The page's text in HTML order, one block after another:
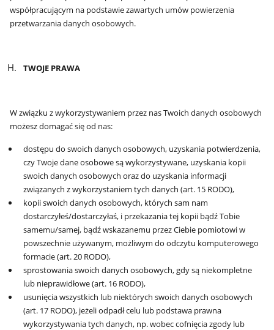
współpracującym na podstawie zawartych umów powierzenia
przetwarzania danych osobowych.
TWOJE PRAWA
W związku z wykorzystywaniem przez nas Twoich danych osobowych
możesz domagać się od nas:
dostępu do swoich danych osobowych, uzyskania potwierdzenia,
czy Twoje dane osobowe są wykorzystywane, uzyskania kopii
swoich danych osobowych oraz do uzyskania informacji
związanych z wykorzystaniem tych danych (art. 15 RODO),
kopii swoich danych osobowych, których sam nam
dostarczyłeś/dostarczyłaś, i przekazania tej kopii bądź Tobie
samemu/samej, bądź wskazanemu przez Ciebie pomiotowi w
powszechnie używanym, możliwym do odczytu komputerowego
formacie (art. 20 RODO),
sprostowania swoich danych osobowych, gdy są niekompletne
lub nieprawidłowe (art. 16 RODO),
usunięcia wszystkich lub niektórych swoich danych osobowych
(art. 17 RODO), jeżeli odpadł celu lub podstawa prawna
wykorzystywania tych danych, np. wobec cofnięcia zgody lub